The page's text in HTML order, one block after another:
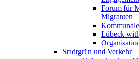
Forum für
Migranten
Lübeck
Stadtgrün und Verkehr